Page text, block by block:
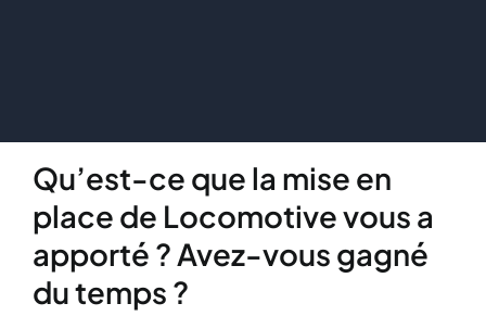
Qu’est-ce que la mise en
place de Locomotive vous a
apporté ? Avez-vous gagné
du temps ?